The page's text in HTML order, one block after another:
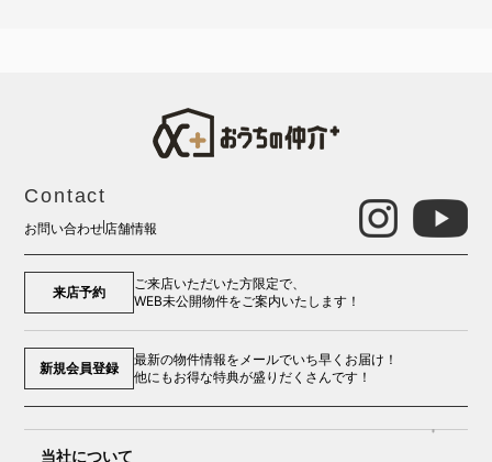
Contact
お問い合わせ 店舗情報
来店予約
ご来店いただいた方限定で、
WEB未公開物件をご案内いたします！
新規会員登録
最新の物件情報をメールでいち早くお届け！
他にもお得な特典が盛りだくさんです！
当社について